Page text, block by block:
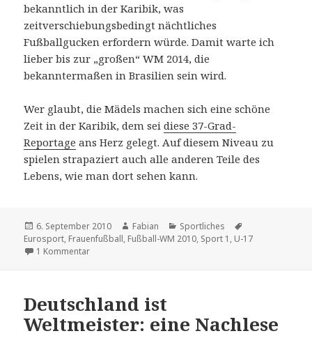
bekanntlich in der Karibik, was
zeitverschiebungsbedingt nächtliches
Fußballgucken erfordern würde. Damit warte ich
lieber bis zur „großen“ WM 2014, die
bekanntermaßen in Brasilien sein wird.
Wer glaubt, die Mädels machen sich eine schöne
Zeit in der Karibik, dem seidiese 37-Grad-
Reportage ans Herz gelegt. Auf diesem Niveau zu
spielen strapaziert auch alle anderen Teile des
Lebens, wie man dort sehen kann.
Veröffentlicht
am
6. September 2010 Autor
Fabian Kategorien
Sportliches
Eurosport, Frauenfußball, Fußball-WM 2010, Sport 1 , U-17
1 Kommentarzu Die WM, die keiner sieht
Deutschland ist
Weltmeister: eine Nachlese